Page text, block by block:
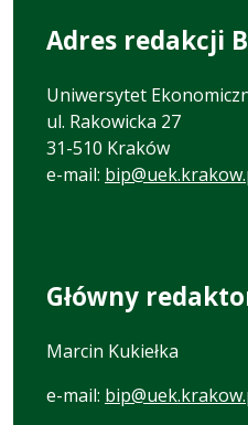
Adres redakcji
Uniwersytet
ul. Rakowicka 27
31-510 Kraków
e-mail:
Główny
Marcin Kukiełka
e-mail: